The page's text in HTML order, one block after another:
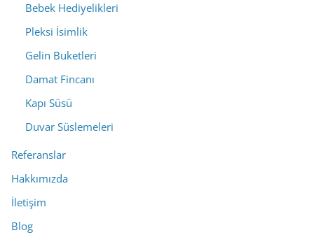
Bebek Hediyelikleri
Pleksi İsimlik
Gelin Buketleri
Damat Fincanı
Kapı Süsü
Duvar Süslemeleri
Referanslar
Hakkımızda
İletişim
Blog